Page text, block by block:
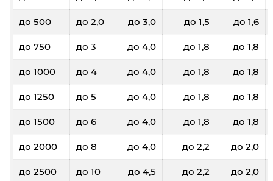
до 500 до 2,0 до 3,0 до 1,5 до 1,6
до 750 до 3 до 4,0 до 1,8 до 1,8
до 1000 до 4 до 4,0 до 1,8 до 1,8
до 1250 до 5 до 4,0 до 1,8 до 1,8
до 1500 до 6 до 4,0 до 1,8 до 1,8
до 2000 до 8 до 4,0 до 2,2 до 2,0
до 2500 до 10 до 4,5 до 2,2 до 2,0